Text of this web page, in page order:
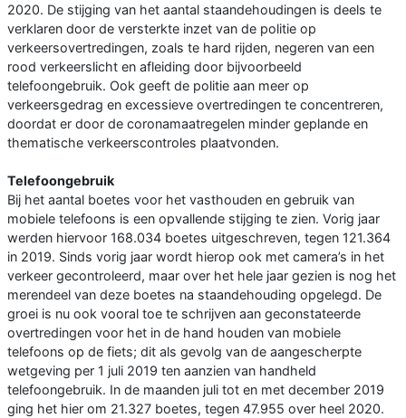
2020. De stijging van het aantal staandehoudingen is deels te
verklaren door de versterkte inzet van de politie op
verkeersovertredingen, zoals te hard rijden, negeren van een
rood verkeerslicht en afleiding door bijvoorbeeld
telefoongebruik. Ook geeft de politie aan meer op
verkeersgedrag en excessieve overtredingen te concentreren,
doordat er door de coronamaatregelen minder geplande en
thematische verkeerscontroles plaatvonden.
Telefoongebruik
Bij het aantal boetes voor het vasthouden en gebruik van
mobiele telefoons is een opvallende stijging te zien. Vorig jaar
werden hiervoor 168.034 boetes uitgeschreven, tegen 121.364
in 2019. Sinds vorig jaar wordt hierop ook met camera’s in het
verkeer gecontroleerd, maar over het hele jaar gezien is nog het
merendeel van deze boetes na staandehouding opgelegd. De
groei is nu ook vooral toe te schrijven aan geconstateerde
overtredingen voor het in de hand houden van mobiele
telefoons op de fiets; dit als gevolg van de aangescherpte
wetgeving per 1 juli 2019 ten aanzien van handheld
telefoongebruik. In de maanden juli tot en met december 2019
ging het hier om 21.327 boetes, tegen 47.955 over heel 2020.